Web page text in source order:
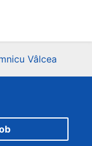
Vâlcea